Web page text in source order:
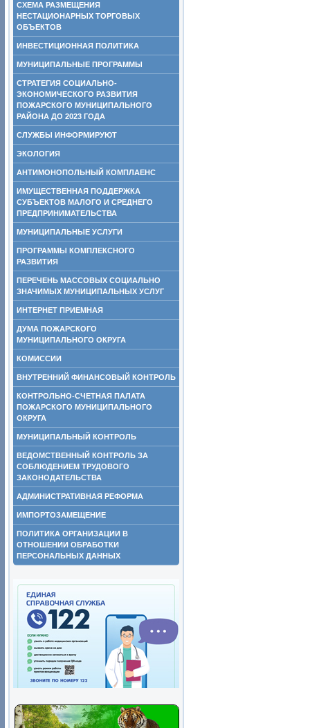
СХЕМА РАЗМЕЩЕНИЯ
НЕСТАЦИОНАРНЫХ ТОРГОВЫХ
ОБЪЕКТОВ
ИНВЕСТИЦИОННАЯ ПОЛИТИКА
МУНИЦИПАЛЬНЫЕ ПРОГРАММЫ
СТРАТЕГИЯ СОЦИАЛЬНО-
ЭКОНОМИЧЕСКОГО РАЗВИТИЯ
ПОЖАРСКОГО МУНИЦИПАЛЬНОГО
РАЙОНА ДО 2023 ГОДА
СЛУЖБЫ ИНФОРМИРУЮТ
ЭКОЛОГИЯ
АНТИМОНОПОЛЬНЫЙ КОМПЛАЕНС
ИМУЩЕСТВЕННАЯ ПОДДЕРЖКА
СУБЪЕКТОВ МАЛОГО И СРЕДНЕГО
ПРЕДПРИНИМАТЕЛЬСТВА
МУНИЦИПАЛЬНЫЕ УСЛУГИ
ПРОГРАММЫ КОМПЛЕКСНОГО
РАЗВИТИЯ
ПЕРЕЧЕНЬ МАССОВЫХ СОЦИАЛЬНО
ЗНАЧИМЫХ МУНИЦИПАЛЬНЫХ УСЛУГ
ИНТЕРНЕТ ПРИЕМНАЯ
ДУМА ПОЖАРСКОГО
МУНИЦИПАЛЬНОГО ОКРУГА
КОМИССИИ
ВНУТРЕННИЙ ФИНАНСОВЫЙ КОНТРОЛЬ
КОНТРОЛЬНО-СЧЕТНАЯ ПАЛАТА
ПОЖАРСКОГО МУНИЦИПАЛЬНОГО
ОКРУГА
МУНИЦИПАЛЬНЫЙ КОНТРОЛЬ
ВЕДОМСТВЕННЫЙ КОНТРОЛЬ ЗА
СОБЛЮДЕНИЕМ ТРУДОВОГО
ЗАКОНОДАТЕЛЬСТВА
АДМИНИСТРАТИВНАЯ РЕФОРМА
ИМПОРТОЗАМЕЩЕНИЕ
ПОЛИТИКА ОРГАНИЗАЦИИ В
ОТНОШЕНИИ ОБРАБОТКИ
ПЕРСОНАЛЬНЫХ ДАННЫХ